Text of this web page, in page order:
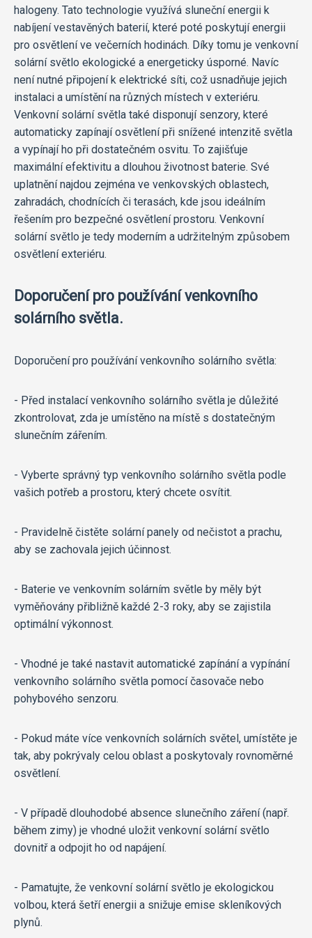
halogeny. Tato technologie využívá sluneční energii k
nabíjení vestavěných baterií, které poté poskytují energii
pro osvětlení ve večerních hodinách. Díky tomu je venkovní
solární světlo ekologické a energeticky úsporné. Navíc
není nutné připojení k elektrické síti, což usnadňuje jejich
instalaci a umístění na různých místech v exteriéru.
Venkovní solární světla také disponují senzory, které
automaticky zapínají osvětlení při snížené intenzitě světla
a vypínají ho při dostatečném osvitu. To zajišťuje
maximální efektivitu a dlouhou životnost baterie. Své
uplatnění najdou zejména ve venkovských oblastech,
zahradách, chodnících či terasách, kde jsou ideálním
řešením pro bezpečné osvětlení prostoru. Venkovní
solární světlo je tedy moderním a udržitelným způsobem
osvětlení exteriéru.
Doporučení pro používání venkovního
solárního světla.
Doporučení pro používání venkovního solárního světla:
- Před instalací venkovního solárního světla je důležité
zkontrolovat, zda je umístěno na místě s dostatečným
slunečním zářením.
- Vyberte správný typ venkovního solárního světla podle
vašich potřeb a prostoru, který chcete osvítit.
- Pravidelně čistěte solární panely od nečistot a prachu,
aby se zachovala jejich účinnost.
- Baterie ve venkovním solárním světle by měly být
vyměňovány přibližně každé 2-3 roky, aby se zajistila
optimální výkonnost.
- Vhodné je také nastavit automatické zapínání a vypínání
venkovního solárního světla pomocí časovače nebo
pohybového senzoru.
- Pokud máte více venkovních solárních světel, umístěte je
tak, aby pokrývaly celou oblast a poskytovaly rovnoměrné
osvětlení.
- V případě dlouhodobé absence slunečního záření (např.
během zimy) je vhodné uložit venkovní solární světlo
dovnitř a odpojit ho od napájení.
- Pamatujte, že venkovní solární světlo je ekologickou
volbou, která šetří energii a snižuje emise skleníkových
plynů.